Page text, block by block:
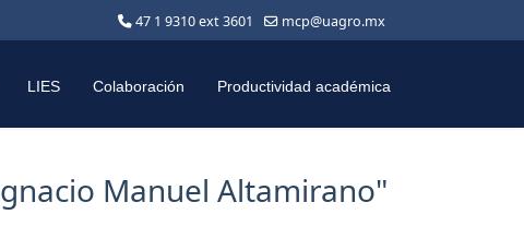
47 1 9310 ext 3601 mcp@uagro.mx
LIES Colaboración Productividad académica
Manuel Altamirano"